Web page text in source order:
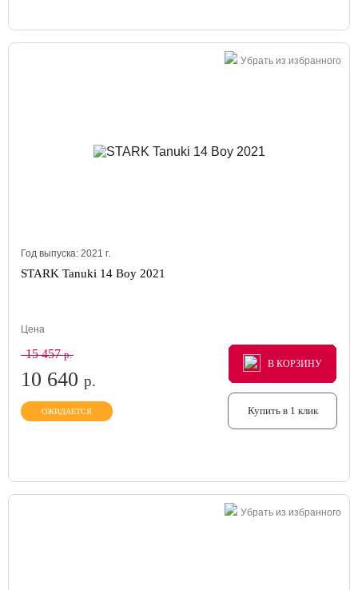
Убрать из избранного
Год выпуска: 2021 г.
STARK Tanuki 14 Boy 2021
Цена
15 457р.
10 640 р.
ОЖИДАЕТСЯ
В КОРЗИНУ
В КОРЗИНУ
В КОРЗИНУ
Купить в 1 клик
Убрать из избранного